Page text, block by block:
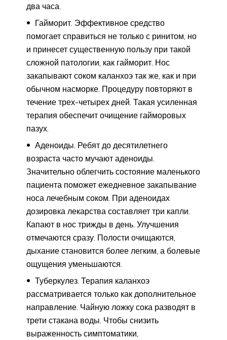
два часа.
Гайморит. Эффективное средство
помогает справиться не только с ринитом, но
и принесет существенную пользу при такой
сложной патологии, как гайморит. Нос
закапывают соком каланхоэ так же, как и при
обычном насморке. Процедуру повторяют в
течение трех-четырех дней. Такая усиленная
терапия обеспечит очищение гайморовых
пазух.
Аденоиды. Ребят до десятилетнего
возраста часто мучают аденоиды.
Значительно облегчить состояние маленького
пациента поможет ежедневное закапывание
носа лечебным соком. При аденоидах
дозировка лекарства составляет три капли.
Капают в нос трижды в день. Улучшения
отмечаются сразу. Полости очищаются,
дыхание становится более легким, а болевые
ощущения уменьшаются.
Туберкулез. Терапия каланхоэ
рассматривается только как дополнительное
направление. Чайную ложку сока разводят в
трети стакана воды. Чтобы снизить
выраженность симптоматики,